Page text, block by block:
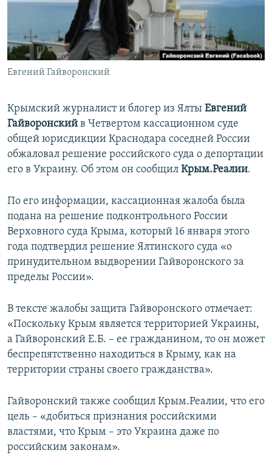
ПОБЕДИТЕЛЕЙ НЕ СУДЯТ?
КРЫМ.НЕПОКОРЕННЫЙ
ELIFBE
УКРАИНСКАЯ ПРОБЛЕМА КРЫМА
ПРИСОЕДИНЯЙТЕСЬ!
Евгений Гайворонский
Крымский журналист и блогер из Ялты Евгений
Гайворонский в Четвертом кассационном суде
общей юрисдикции Краснодара соседней России
обжаловал решение российского суда о депортации
его в Украину. Об этом он сообщил Крым.Реалии.
По его информации, кассационная жалоба была
подана на решение подконтрольного России
Верховного суда Крыма, который 16 января этого
года подтвердил решение Ялтинского суда «о
принудительном выдворении Гайворонского за
пределы России».
В тексте жалобы защита Гайворонского отмечает:
«Поскольку Крым является территорией Украины,
а Гайворонский Е.Б. – ее гражданином, то он может
беспрепятственно находиться в Крыму, как на
территории страны своего гражданства».
Гайворонский также сообщил Крым.Реалии, что его
цель – «добиться признания российскими
властями, что Крым – это Украина даже по
российским законам».